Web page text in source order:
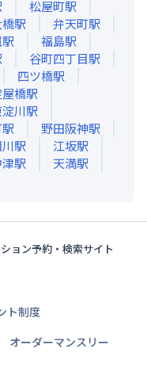
松屋町駅
駅 弁天町駅
駅 福島駅
谷町四丁目駅
四ツ橋駅
橋駅
川駅
駅 野田阪神駅
駅 江坂駅
駅 天満駅
ョン予約・検索サイト
ト制度
オーダーマンスリー